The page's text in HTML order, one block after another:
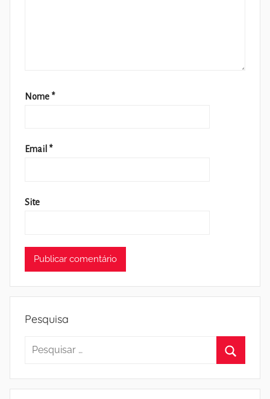
Nome *
Email *
Site
Pesquisa
Pesquisar